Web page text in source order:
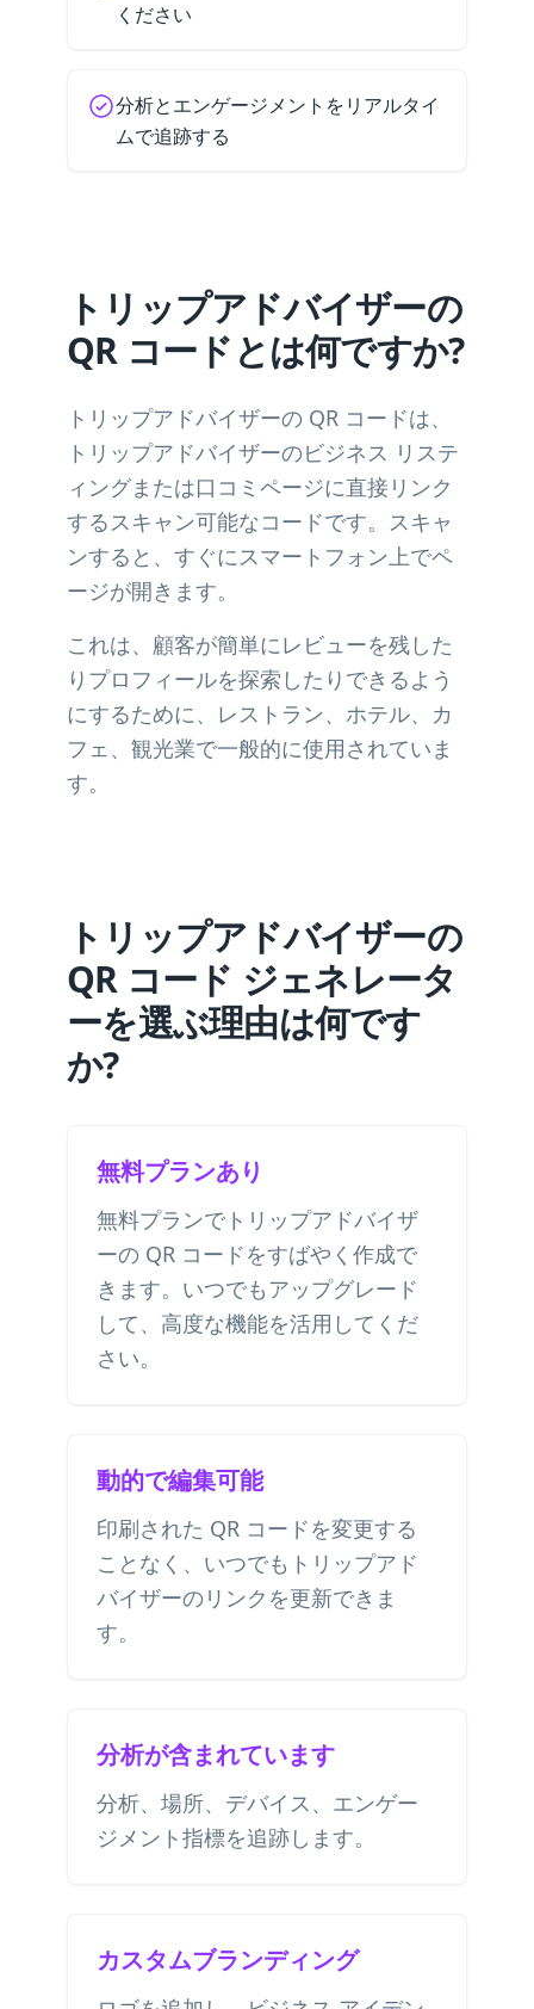
ください
分析とエンゲージメントをリアルタイ
ムで追跡する
トリップアドバイザーの
QR コードとは何ですか?
トリップアドバイザーの QR コードは、
トリップアドバイザーのビジネス リステ
ィングまたは口コミページに直接リンク
するスキャン可能なコードです。スキャ
ンすると、すぐにスマートフォン上でペ
ージが開きます。
これは、顧客が簡単にレビューを残した
りプロフィールを探索したりできるよう
にするために、レストラン、ホテル、カ
フェ、観光業で一般的に使用されていま
す。
トリップアドバイザーの
QR コード ジェネレータ
ーを選ぶ理由は何です
か?
無料プランあり
無料プランでトリップアドバイザ
ーの QR コードをすばやく作成で
きます。いつでもアップグレード
して、高度な機能を活用してくだ
さい。
動的で編集可能
印刷された QR コードを変更する
ことなく、いつでもトリップアド
バイザーのリンクを更新できま
す。
分析が含まれています
分析、場所、デバイス、エンゲー
ジメント指標を追跡します。
カスタムブランディング